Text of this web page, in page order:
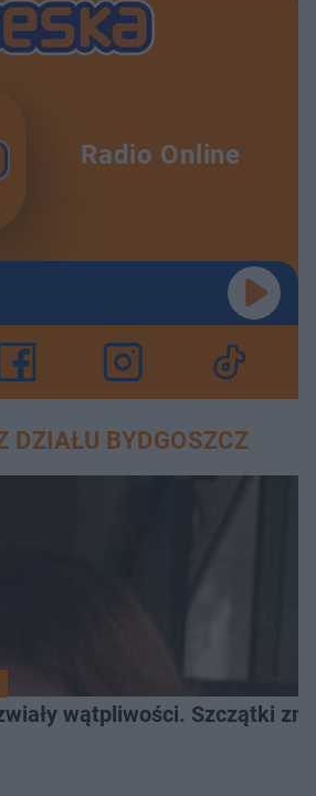
Radio Online
DZIAŁU BYDGOSZCZ
wątpliwości. Szczątki